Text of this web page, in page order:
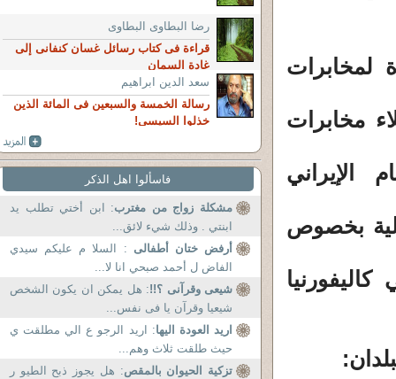
لمخابرات
مخابرات
الإيراني
بخصوص
:
رضا البطاوى البطاوى
قراءة فى كتاب رسائل غسان كنفانى إلى
غادة السمان
سعد الدين ابراهيم
رسالة الخمسة والسبعين فى المائة الذين
خذلوا السيسى!
فاسألوا اهل الذكر
مشكلة زواج من مغترب: ابن أختي تطلب يد
ابنتي . وذلك شيء لائق...
أرفض ختان أطفالى : السلا م عليكم سيدي
الفاض ل أحمد صبحي انا لا...
شيعى وقرآنى ؟!!: هل يمكن ان يكون الشخص
شيعيا وقرآن يا فى نفس...
اريد العودة اليها: اريد الرجو ع الي مطلقت ي
حيث طلقت ثلاث وهم...
تزكية الحيوان بالمقص: هل يجوز ذبح الطيو ر